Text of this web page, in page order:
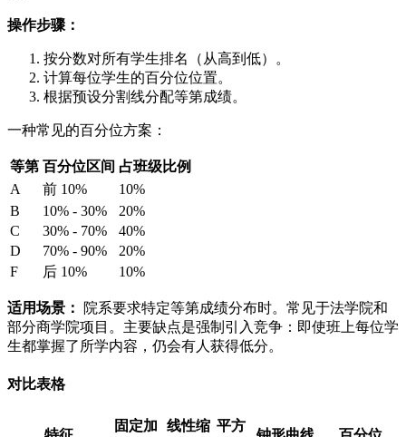
操作步骤：
按分数对所有学生排名（从高到低）。
计算每位学生的百分位位置。
根据预设分割线分配等第成绩。
一种常见的百分位方案：
等第 百分位区间 占班级比例
A
前 10%
10%
B
10% - 30%
20%
C
30% - 70%
40%
D
70% - 90%
20%
F
后 10% 10%
适用场景：
院系要求特定等第成绩分布时。常见于法学院和
部分商学院项目。主要缺点是强制引入竞争：即使班上每位学
生都掌握了所学内容，仍会有人获得低分。
对比表格
固定加
线性缩 平方